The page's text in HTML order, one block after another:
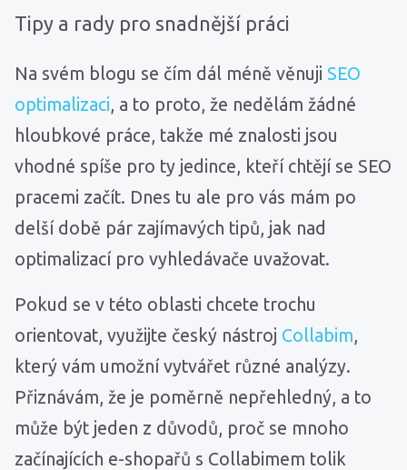
Tipy a rady pro snadnější práci
Na svém blogu se čím dál méně věnuji SEO
optimalizaci, a to proto, že nedělám žádné
hloubkové práce, takže mé znalosti jsou
vhodné spíše pro ty jedince, kteří chtějí se SEO
pracemi začít. Dnes tu ale pro vás mám po
delší době pár zajímavých tipů, jak nad
optimalizací pro vyhledávače uvažovat.
Pokud se v této oblasti chcete trochu
orientovat, využijte český nástroj Collabim,
který vám umožní vytvářet různé analýzy.
Přiznávám, že je poměrně nepřehledný, a to
může být jeden z důvodů, proč se mnoho
začínajících e-shopařů s Collabimem tolik